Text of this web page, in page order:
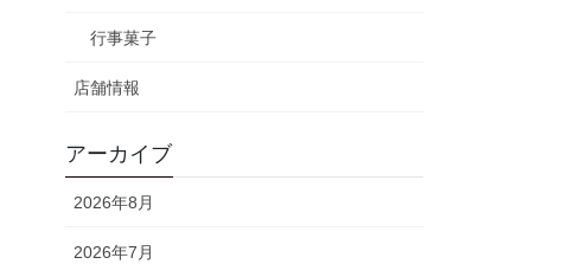
行事菓子
店舗情報
アーカイブ
2026年8月
2026年7月